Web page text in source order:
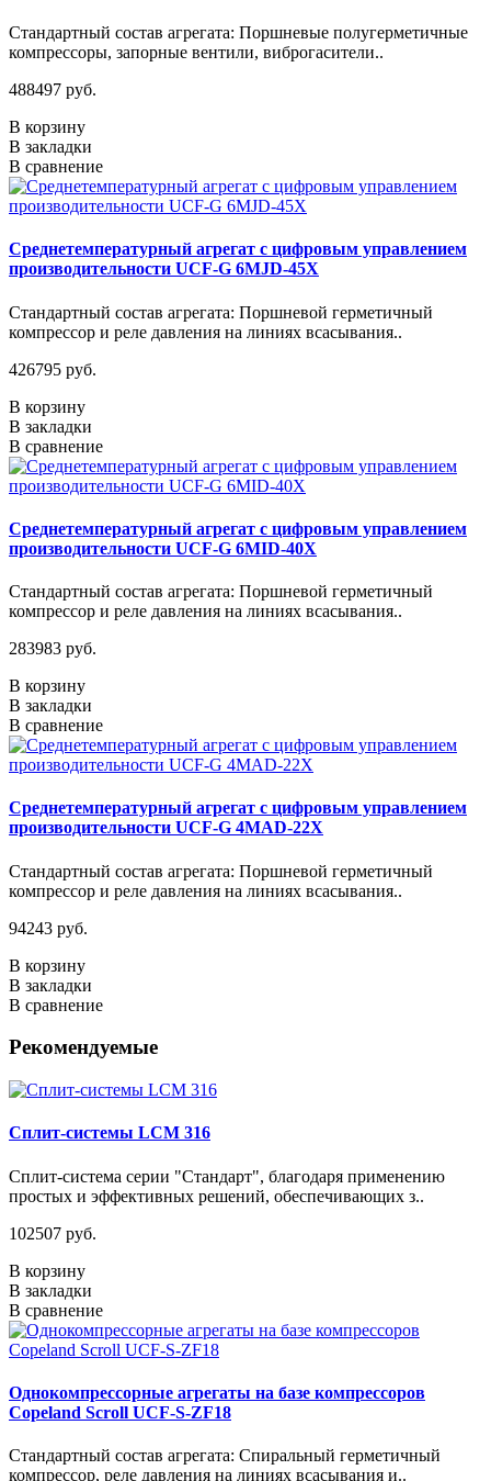
Стандартный состав агрегата: Поршневые полугерметичные
компрессоры, запорные вентили, виброгасители..
488497 руб.
В корзину
В закладки
В сравнение
Среднетемпературный агрегат с цифровым управлением
производительности UCF-G 6MJD-45X
Стандартный состав агрегата: Поршневой герметичный
компрессор и реле давления на линиях всасывания..
426795 руб.
В корзину
В закладки
В сравнение
Среднетемпературный агрегат с цифровым управлением
производительности UCF-G 6MID-40X
Стандартный состав агрегата: Поршневой герметичный
компрессор и реле давления на линиях всасывания..
283983 руб.
В корзину
В закладки
В сравнение
Среднетемпературный агрегат с цифровым управлением
производительности UCF-G 4МАD-22Х
Стандартный состав агрегата: Поршневой герметичный
компрессор и реле давления на линиях всасывания..
94243 руб.
В корзину
В закладки
В сравнение
Рекомендуемые
Сплит-системы LCM 316
Сплит-система серии "Стандарт", благодаря применению
простых и эффективных решений, обеспечивающих з..
102507 руб.
В корзину
В закладки
В сравнение
Однокомпрессорные агрегаты на базе компрессоров
Copeland Scroll UCF-S-ZF18
Стандартный состав агрегата: Спиральный герметичный
компрессор, реле давления на линиях всасывания и..